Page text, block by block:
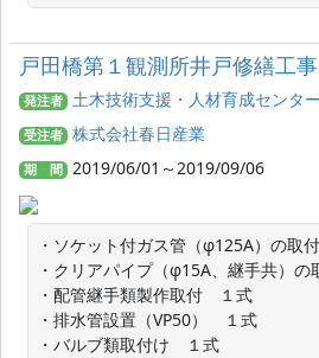
戸田橋第１観測所井戸修繕工事
発注者 土木技術支援・人材育成センタ
受注者 株式会社春日産業
期 間 2019/06/01～2019/09/06
・ソケット付ガス管（φ125A）の取
・クリアパイプ（φ15A、継手共）の
・配管継手類製作取付　１式
・排水管設置（VP50）　１式
・バルブ類取付け　１式